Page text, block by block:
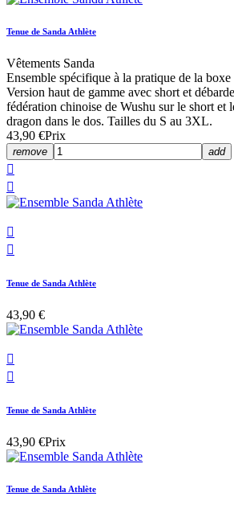
Tenue de Sanda Athlète
Vêtements Sanda
Ensemble spécifique à la pratique de la
Version haut de gamme avec short et
fédération chinoise de Wushu sur le short et
dragon dans le dos. Tailles du S au 3XL.
43,90 €Prix
remove add




Tenue de Sanda Athlète
43,90 €


Tenue de Sanda Athlète
43,90 €Prix
Tenue de Sanda Athlète